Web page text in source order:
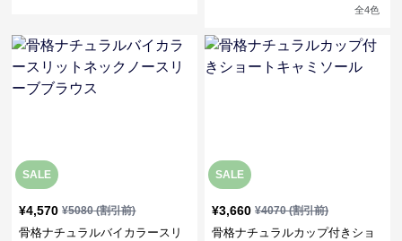
全4色
SALE
¥4,570 ¥5080(割引前)
骨格ナチュラルバイカラースリ
SALE
¥3,660 ¥4070(割引前)
骨格ナチュラルカップ付きショ